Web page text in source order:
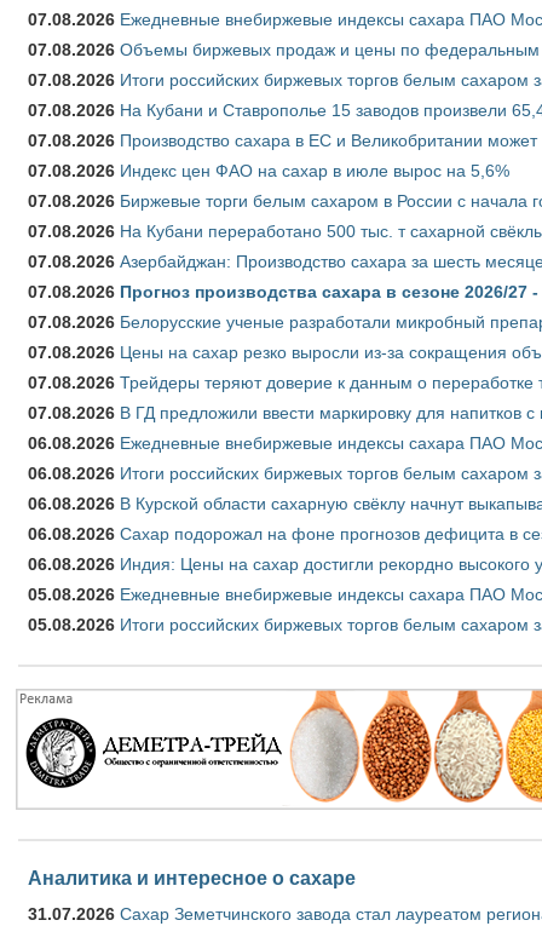
07.08.2026 Ежедневные внебиржевые индексы сахара ПАО
07.08.2026 Объемы биржевых продаж и цены по федеральным
07.08.2026 Итоги российских биржевых торгов белым сахаром
07.08.2026 На Кубани и Ставрополье 15 заводов произвели
07.08.2026 Производство сахара в ЕС и Великобритании
07.08.2026 Индекс цен ФАО на сахар в июле вырос на 5,6%
07.08.2026 Биржевые торги белым сахаром в России с начала
07.08.2026 На Кубани переработано 500 тыс. т сахарной
07.08.2026 Азербайджан: Производство сахара за шесть
07.08.2026 Прогноз производства сахара в сезоне 2026/
07.08.2026 Белорусские ученые разработали микробный
07.08.2026 Цены на сахар резко выросли из-за сокращения
07.08.2026 Трейдеры теряют доверие к данным о переработке
07.08.2026 В ГД предложили ввести маркировку для напитков
06.08.2026 Ежедневные внебиржевые индексы сахара ПАО
06.08.2026 Итоги российских биржевых торгов белым сахаром
06.08.2026 В Курской области сахарную свёклу начнут
06.08.2026 Сахар подорожал на фоне прогнозов дефицита в
06.08.2026 Индия: Цены на сахар достигли рекордно высокого
05.08.2026 Ежедневные внебиржевые индексы сахара ПАО
05.08.2026 Итоги российских биржевых торгов белым сахаром
Аналитика и интересное о сахаре
31.07.2026 Сахар Земетчинского завода стал лауреатом